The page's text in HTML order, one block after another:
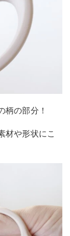
柄の部分！
材や形状にこ